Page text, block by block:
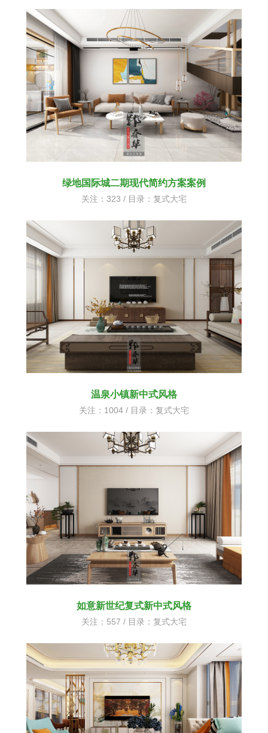
绿地国际城二期现代简约方案案例
关注：323 / 目录： 复式大宅
温泉小镇新中式风格
关注：1004 / 目录： 复式大宅
如意新世纪复式新中式风格
关注：557 / 目录： 复式大宅